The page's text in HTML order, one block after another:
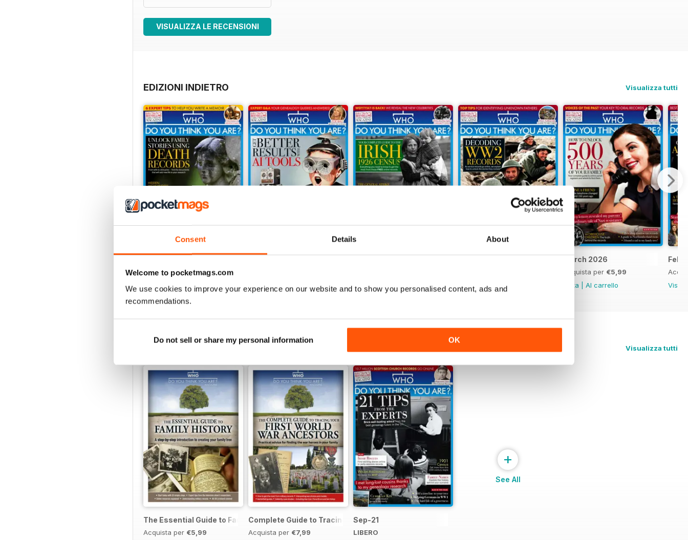
Consent Details About
Welcome to pocketmags.com
We use cookies to improve your experience on our website and to show you personalised content, ads and
recommendations.
Do not sell or share my personal information OK
VISUALIZZA LE RECENSIONI
EDIZIONI INDIETRO Visualizza tutti
Acquista per€6,99
Al carrello |
Vista|
Vista
Al carrello
March 2026
Acquista per €5,99
Vista
Al carrello
Vista
Visualizza tutti
The Essential Guide to Family History
Acquista per €5,99
Complete Guide to Tracing Your WWI Ancestors
Acquista per €7,99
Sep-21
LIBERO
+
See All